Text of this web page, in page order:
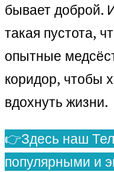
бывает доброй.
такая пустота,
опытные
коридор, чтобы
вдохнуть жизни.
👉Здесь наш
популярными и